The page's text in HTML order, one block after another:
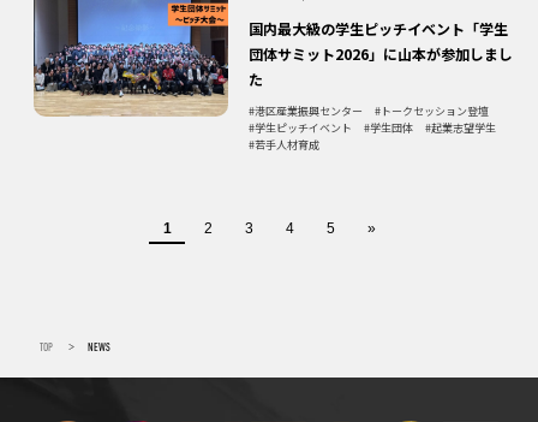
国内最大級の学生ピッチイベント「学生
団体サミット2026」に山本が参加しまし
た
港区産業振興センター
トークセッション登壇
学生ピッチイベント
学生団体
起業志望学生
若手人材育成
1 2 3 4 5 »
TOP > NEWS